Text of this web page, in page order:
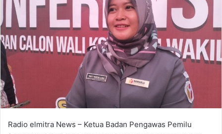
Radio elmitra News – Ketua Badan Pengawas Pemilu